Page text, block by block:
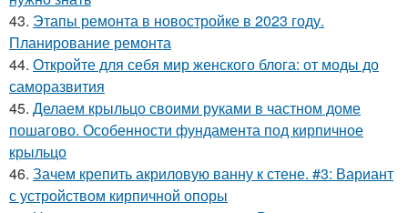
43. Этапы ремонта в новостройке в 2023 году.
Планирование ремонта
44. Откройте для себя мир женского блога: от моды до
саморазвития
45. Делаем крыльцо своими руками в частном доме
пошагово. Особенности фундамента под кирпичное
крыльцо
46. Зачем крепить акриловую ванну к стене. #3: Вариант
с устройством кирпичной опоры